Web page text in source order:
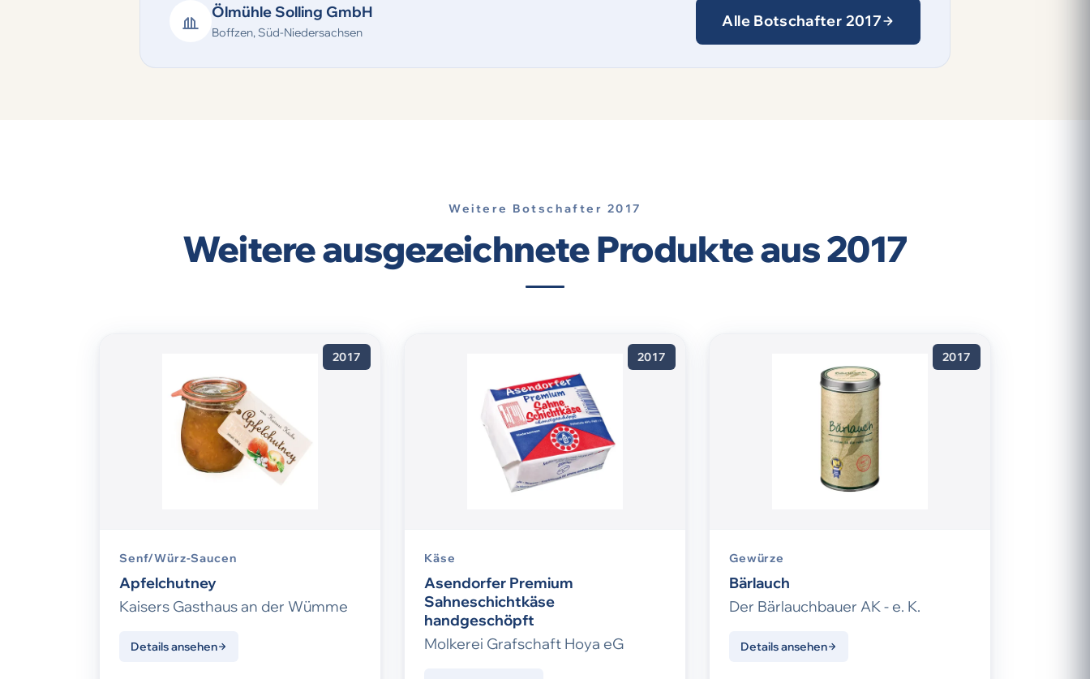
Ölmühle Solling GmbH
Boffzen, Süd-Niedersachsen
Alle Botschafter 2017
Weitere Botschafter 2017
Weitere ausgezeichnete Produkte aus 2017
2017
Senf/Würz-Saucen
Apfelchutney
Kaisers Gasthaus an der Wümme
Details ansehen
2017
Käse
Asendorfer Premium
Sahneschichtkäse
handgeschöpft
Molkerei Grafschaft Hoya eG
2017
Gewürze
Bärlauch
Der Bärlauchbauer AK - e. K.
Details ansehen